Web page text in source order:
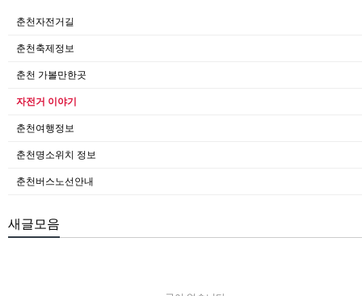
춘천자전거길
춘천축제정보
춘천 가볼만한곳
자전거 이야기
춘천여행정보
춘천명소위치 정보
춘천버스노선안내
새글모음